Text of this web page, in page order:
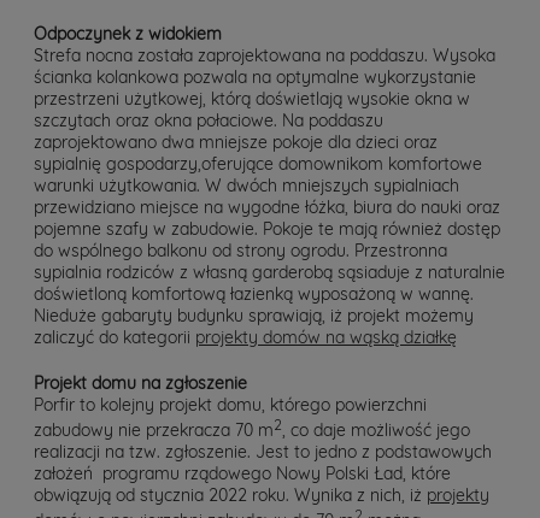
Odpoczynek z widokiem
Strefa nocna została zaprojektowana na poddaszu. Wysoka
ścianka kolankowa pozwala na optymalne wykorzystanie
przestrzeni użytkowej, którą doświetlają wysokie okna w
szczytach oraz okna połaciowe. Na poddaszu
zaprojektowano dwa mniejsze pokoje dla dzieci oraz
sypialnię gospodarzy,oferujące domownikom komfortowe
warunki użytkowania. W dwóch mniejszych sypialniach
przewidziano miejsce na wygodne łóżka, biura do nauki oraz
pojemne szafy w zabudowie. Pokoje te mają również dostęp
do wspólnego balkonu od strony ogrodu. Przestronna
sypialnia rodziców z własną garderobą sąsiaduje z naturalnie
doświetloną komfortową łazienką wyposażoną w wannę.
Nieduże gabaryty budynku sprawiają, iż projekt możemy
zaliczyć do kategorii projekty domów na wąską działkę
Projekt domu na zgłoszenie
Porfir to kolejny projekt domu, którego powierzchni
zabudowy nie przekracza 70 m2, co daje możliwość jego
realizacji na tzw. zgłoszenie. Jest to jedno z podstawowych
założeń programu rządowego Nowy Polski Ład, które
obwiązują od stycznia 2022 roku. Wynika z nich, iż projekty